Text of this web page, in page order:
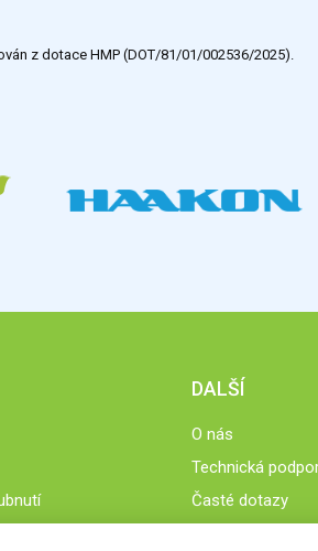
z dotace HMP (DOT/81/01/002536/2025).
DALŠÍ
O nás
Technická
Časté dotazy